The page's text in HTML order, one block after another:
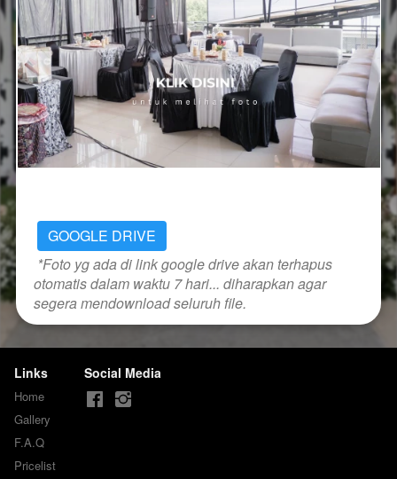
GOOGLE DRIVE
*Foto yg ada di link google drive akan terhapus
otomatis dalam waktu 7 hari... diharapkan agar
segera mendownload seluruh file.
Links
Home
Gallery
F.A.Q
Pricelist
Social Media